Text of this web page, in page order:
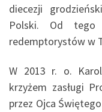
diecezji
Polski. Od tego
redemptorystów w
W 2013 r. o. Karol
krzyżem zasługi
przez Ojca